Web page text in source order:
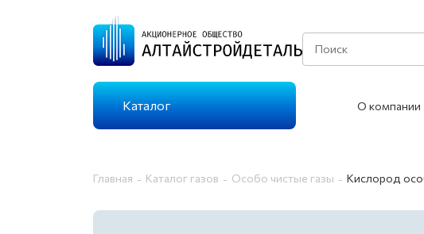
Каталог
ТЕХНИЧЕСКИЕ ГАЗЫ
О компании
Главная Каталог газов Особо чистые газы Кислород